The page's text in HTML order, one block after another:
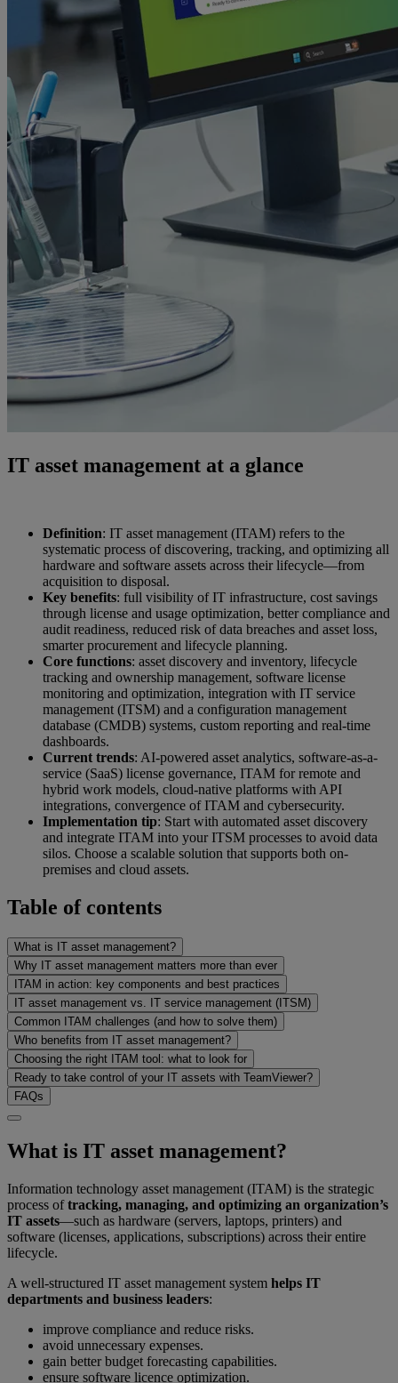
IT asset management at a glance
Definition: IT asset management (ITAM) refers to the
systematic process of discovering, tracking, and optimizing all
hardware and software assets across their lifecycle—from
acquisition to disposal.
Key benefits: full visibility of IT infrastructure, cost savings
through license and usage optimization, better compliance and
audit readiness, reduced risk of data breaches and asset loss,
smarter procurement and lifecycle planning.
Core functions: asset discovery and inventory, lifecycle
tracking and ownership management, software license
monitoring and optimization, integration with IT service
management (ITSM) and a configuration management
database (CMDB) systems, custom reporting and real-time
dashboards.
Current trends: AI-powered asset analytics, software-as-a-
service (SaaS) license governance, ITAM for remote and
hybrid work models, cloud-native platforms with API
integrations, convergence of ITAM and cybersecurity.
Implementation tip: Start with automated asset discovery
and integrate ITAM into your ITSM processes to avoid data
silos. Choose a scalable solution that supports both on-
premises and cloud assets.
Table of contents
What is IT asset management?
Why IT asset management matters more than ever
ITAM in action: key components and best practices
IT asset management vs. IT service management (ITSM)
Common ITAM challenges (and how to solve them)
Who benefits from IT asset management?
Choosing the right ITAM tool: what to look for
Ready to take control of your IT assets with TeamViewer?
FAQs
What is IT asset management?
Information technology asset management (ITAM) is the strategic
process oftracking, managing, and optimizing an organization’s
IT assets—such as hardware (servers, laptops, printers) and
software (licenses, applications, subscriptions) across their entire
lifecycle.
A well-structured IT asset management system helps IT
departments and business leaders:
improve compliance and reduce risks.
avoid unnecessary expenses.
gain better budget forecasting capabilities.
ensure software licence optimization.